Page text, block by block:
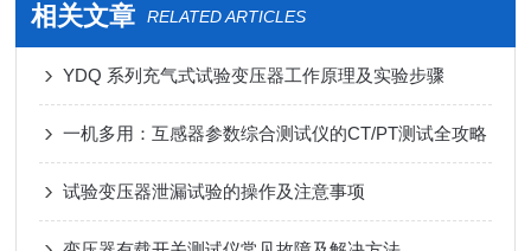
相关文章 RELATED ARTICLES
YDQ 系列充气式试验变压器工作原理及实验步骤
一机多用：互感器参数综合测试仪的CT/PT测试全攻略
试验变压器泄漏试验的操作及注意事项